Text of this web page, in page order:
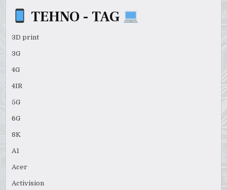
TEHNO - TAG
3D print
3G
4G
4IR
5G
6G
8K
A1
Acer
Activision